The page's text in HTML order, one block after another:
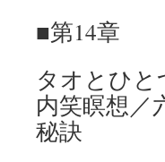
■第14章
タオとひ
内笑瞑想／
秘訣